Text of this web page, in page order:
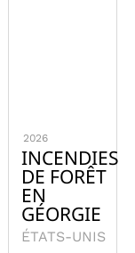
2026
INCENDIES
DE FORÊT
EN
GÉORGIE
ÉTATS-UNIS